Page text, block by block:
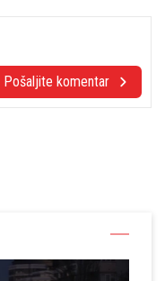
Pošaljite komentar